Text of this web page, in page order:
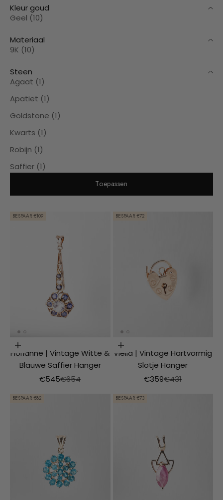
Kleur goud
Geel (10)
Materiaal
9K (10)
Steen
Agaat (1)
Apatiet (1)
Goldstone (1)
Kwarts (1)
Robijn (1)
Saffier (1)
Toepassen
BESPAAR €109
VOEG TOE AAN WINKELMAND
Florianne | Vintage Witte &
Blauwe Saffier Hanger
Aanbiedingsprijs
€545Normale prijs
€654
BESPAAR €72
VOEG TOE AAN WINKELMAND
Viella | Vintage Hartvormig
Slotje Hanger
Aanbiedingsprijs
€359Normale prijs
€431
BESPAAR €82 BESPAAR €73